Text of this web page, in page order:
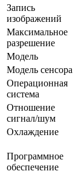
Запись
изображений
Максимальное
разрешение
Модель
Модель сенсора
Операционная
система
Отношение
сигнал/шум
Охлаждение
Программное
обеспечение